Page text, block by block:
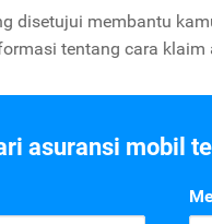
disetujui membantu
tentang cara klaim
asuransi mobil